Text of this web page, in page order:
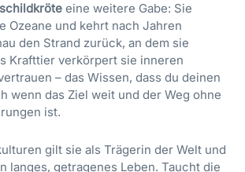
eine weitere Gabe: Sie
Ozeane und kehrt nach Jahren
den Strand zurück, an dem sie
Krafttier verkörpert sie inneren
– das Wissen, dass du deinen
wenn das Ziel weit und der Weg ohne
ist.
gilt sie als Trägerin der Welt und
langes, getragenes Leben. Taucht die